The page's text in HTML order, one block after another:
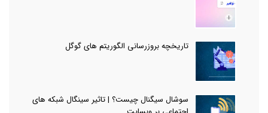
تاریخچه بروزرسانی الگوریتم های گوگل
سوشال سیگنال چیست؟ | تاثیر سینگال شبکه های